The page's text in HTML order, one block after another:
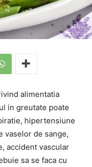
alimentatia
in greutate poate
hipertensiune
vaselor de sange,
accident vascular
sa se faca cu